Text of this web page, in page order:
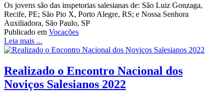
Os jovens são das inspetorias salesianas de: São Luiz Gonzaga,
Recife, PE; São Pio X, Porto Alegre, RS; e Nossa Senhora
Auxiliadora, São Paulo, SP
Publicado em Vocações
Leia mais ...
Realizado o Encontro Nacional dos
Noviços Salesianos 2022